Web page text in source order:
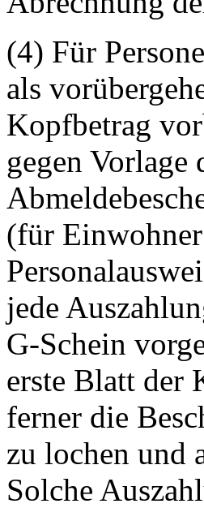
(4) Für
als
Kopfbetrag
gegen Vorlage
(für
jede
G-Schein
erste Blatt der
ferner die
zu lochen und
Solche